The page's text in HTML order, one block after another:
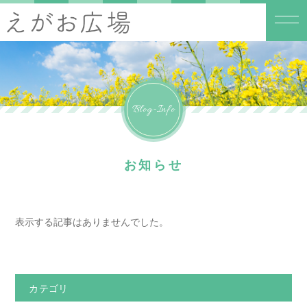
Blog-Info
お知らせ
表示する記事はありませんでした。
カテゴリ